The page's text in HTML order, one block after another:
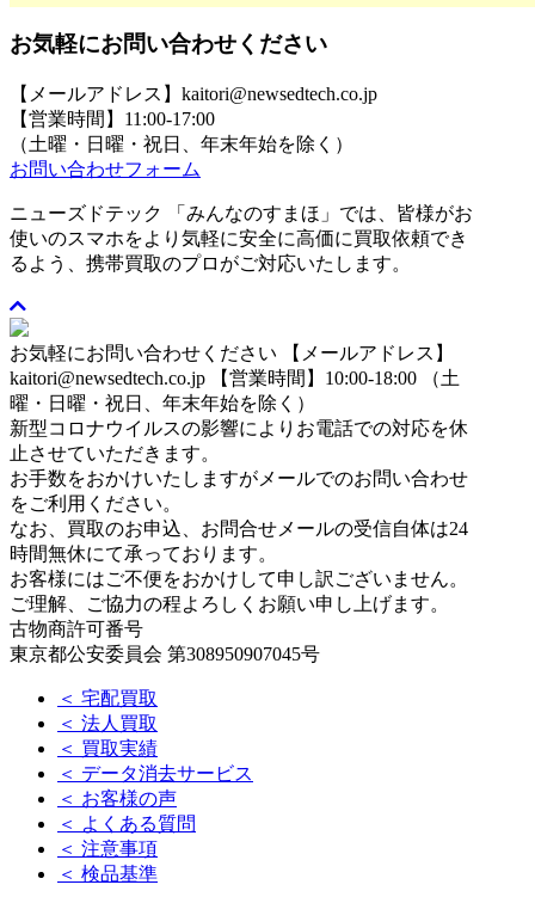
お気軽にお問い合わせください
【メールアドレス】kaitori@newsedtech.co.jp
【営業時間】11:00-17:00
（土曜・日曜・祝日、年末年始を除く）
お問い合わせフォーム
ニューズドテック 「みんなのすまほ」では、皆様がお
使いのスマホをより気軽に安全に高価に買取依頼でき
るよう、携帯買取のプロがご対応いたします。
お気軽にお問い合わせください
【メールアドレス】
kaitori@newsedtech.co.jp
【営業時間】10:00-18:00 （土
曜・日曜・祝日、年末年始を除く）
新型コロナウイルスの影響によりお電話での対応を休
止させていただきます。
お手数をおかけいたしますがメールでのお問い合わせ
をご利用ください。
なお、買取のお申込、お問合せメールの受信自体は24
時間無休にて承っております。
お客様にはご不便をおかけして申し訳ございません。
ご理解、ご協力の程よろしくお願い申し上げます。
古物商許可番号
東京都公安委員会 第308950907045号
＜ 宅配買取
＜ 法人買取
＜ 買取実績
＜ データ消去サービス
＜ お客様の声
＜ よくある質問
＜ 注意事項
＜ 検品基準